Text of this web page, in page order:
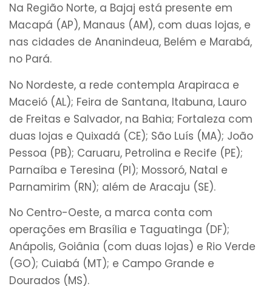
Na Região Norte, a Bajaj está presente em
Macapá (AP), Manaus (AM), com duas lojas, e
nas cidades de Ananindeua, Belém e Marabá,
no Pará.
No Nordeste, a rede contempla Arapiraca e
Maceió (AL); Feira de Santana, Itabuna, Lauro
de Freitas e Salvador, na Bahia; Fortaleza com
duas lojas e Quixadá (CE); São Luís (MA); João
Pessoa (PB); Caruaru, Petrolina e Recife (PE);
Parnaíba e Teresina (PI); Mossoró, Natal e
Parnamirim (RN); além de Aracaju (SE).
No Centro-Oeste, a marca conta com
operações em Brasília e Taguatinga (DF);
Anápolis, Goiânia (com duas lojas) e Rio Verde
(GO); Cuiabá (MT); e Campo Grande e
Dourados (MS).